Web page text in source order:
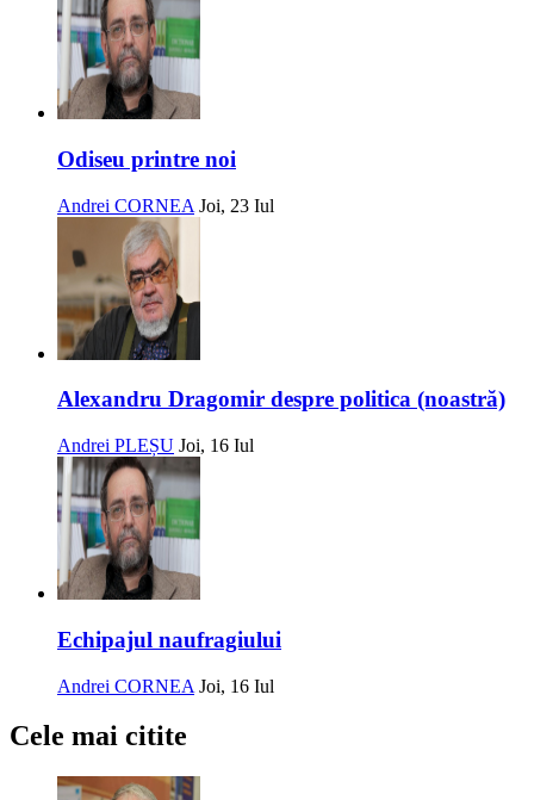
Odiseu printre noi
Andrei CORNEA Joi, 23 Iul
Alexandru Dragomir despre politica (noastră)
Andrei PLEȘU Joi, 16 Iul
Echipajul naufragiului
Andrei CORNEA Joi, 16 Iul
Cele mai citite